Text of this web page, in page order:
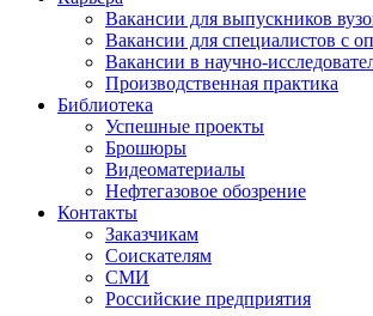
Вакансии для выпускников
Вакансии для специалистов с
Вакансии в научно-
Производственная практика
Библиотека
Успешные проекты
Брошюры
Видеоматериалы
Нефтегазовое обозрение
Контакты
Заказчикам
Соискателям
СМИ
Российские предприятия